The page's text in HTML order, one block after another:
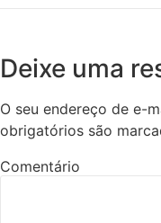
Deixe uma
O seu endereço de e-
obrigatórios são
Comentário